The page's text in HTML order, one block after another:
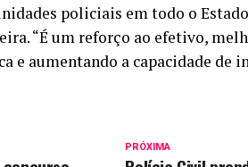
policiais em todo o
“É um reforço ao efetivo,
e aumentando a capacidade de
PRÓXIMA